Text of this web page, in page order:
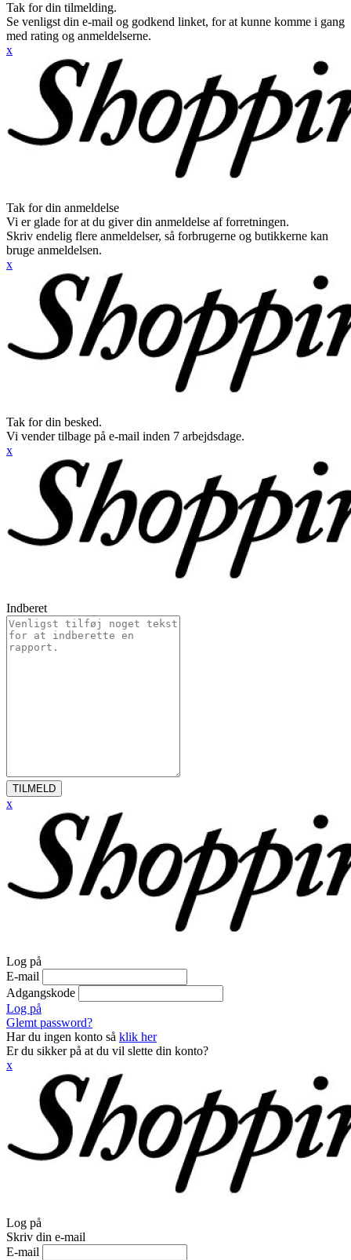
Tak for din tilmelding.
Se venligst din e-mail og godkend linket, for at kunne komme i gang
med rating og anmeldelserne.
x
Tak for din anmeldelse
Vi er glade for at du giver din anmeldelse af forretningen.
Skriv endelig flere anmeldelser, så forbrugerne og butikkerne kan
bruge anmeldelsen.
x
Tak for din besked.
Vi vender tilbage på e-mail inden 7 arbejdsdage.
x
Indberet
TILMELD
x
Log på
E-mail
Adgangskode
Log på
Glemt password?
Har du ingen konto så klik her
Er du sikker på at du vil slette din konto?
x
Log på
Skriv din e-mail
E-mail